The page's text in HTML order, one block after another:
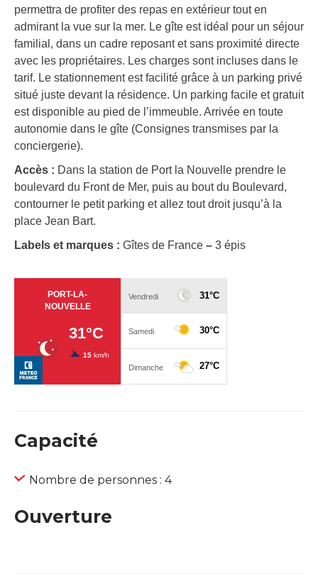
permettra de profiter des repas en extérieur tout en
admirant la vue sur la mer. Le gîte est idéal pour un séjour
familial, dans un cadre reposant et sans proximité directe
avec les propriétaires. Les charges sont incluses dans le
tarif. Le stationnement est facilité grâce à un parking privé
situé juste devant la résidence. Un parking facile et gratuit
est disponible au pied de l’immeuble. Arrivée en toute
autonomie dans le gîte (Consignes transmises par la
conciergerie).
Accès : Dans la station de Port la Nouvelle prendre le
boulevard du Front de Mer, puis au bout du Boulevard,
contourner le petit parking et allez tout droit jusqu’à la
place Jean Bart.
Labels et marques : Gîtes de France – 3 épis
Capacité
Nombre de personnes : 4
Ouverture